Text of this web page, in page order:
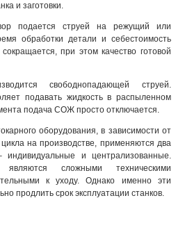
и заготовки.
подается струей на режущий или
обработки детали и себестоимость
при этом качество готовой
свободнопадающей струей.
подавать жидкость в распыленном
подача СОЖ просто отключается.
оборудования, в зависимости от
цикла на производстве, применяются два
и централизованные.
сложными техническими
к уходу. Однако именно эти
продлить срок эксплуатации станков.